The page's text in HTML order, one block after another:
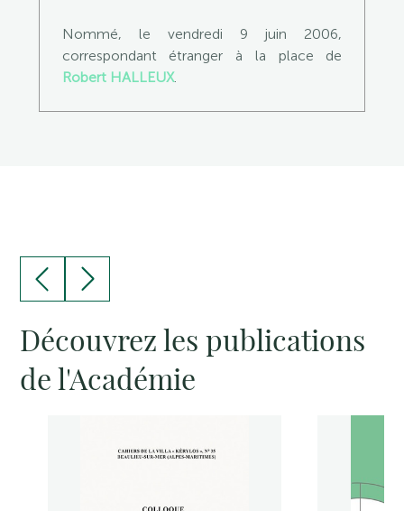
Nommé, le vendredi 9 juin 2006,
correspondant étranger à la place de
Robert HALLEUX.
Découvrez les publications
de l'Académie